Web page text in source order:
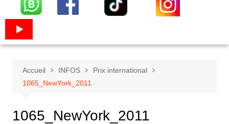
Accueil INFOS
Prix international
1065_NewYork_2011
1065_NewYork_2011